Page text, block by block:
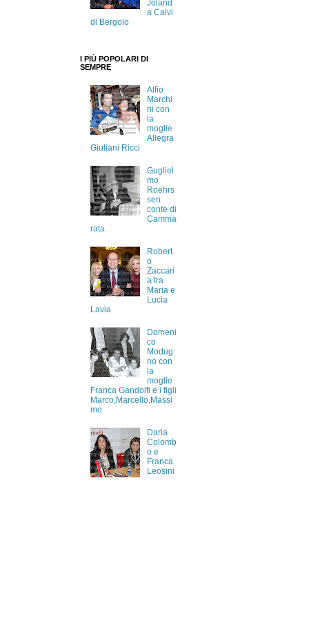
Joland
a Calvi
di Bergolo
I PIÙ POPOLARI DI
SEMPRE
Alfio
Marchi
ni con
la
moglie
Allegra
Giuliani Ricci
Gugliel
mo
Roehrs
sen
conte di
Camma
rata
Robert
o
Zaccari
a tra
Maria e
Lucia
Lavia
Domeni
co
Modug
no con
la
moglie
Franca Gandolfi e i figli
Marco,Marcello,Massi
mo
Daria
Colomb
o e
Franca
Leosini